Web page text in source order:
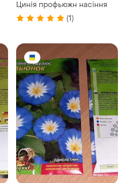
Цинія профьюжн насіння
(1)